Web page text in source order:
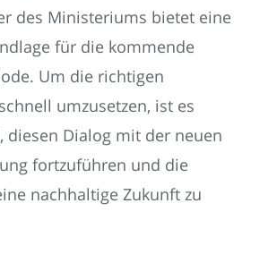
des Ministeriums bietet eine
für die kommende
Um die richtigen
umzusetzen, ist es
diesen Dialog mit der neuen
fortzuführen und die
nachhaltige Zukunft zu